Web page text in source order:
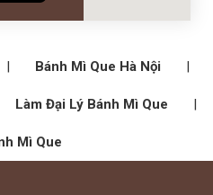
| Bánh Mì Que Hà Nội |
Làm Đại Lý Bánh Mì Que |
Mì Que